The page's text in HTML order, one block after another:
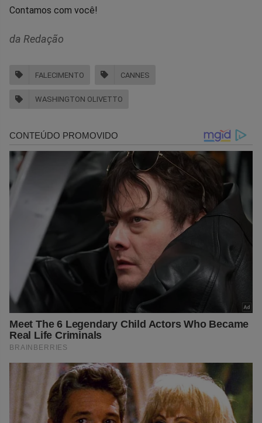
Contamos com você!
da Redação
FALECIMENTO CANNES
WASHINGTON OLIVETTO